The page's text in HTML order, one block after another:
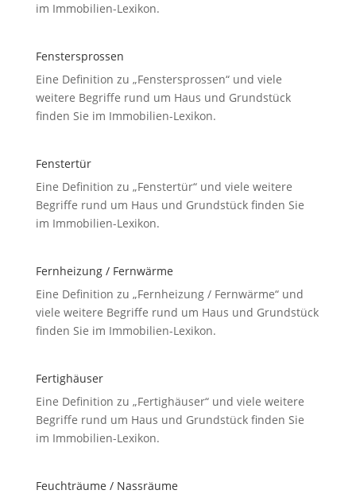
im Immobilien-Lexikon.
Fenstersprossen
Eine Definition zu „Fenstersprossen“ und viele
weitere Begriffe rund um Haus und Grundstück
finden Sie im Immobilien-Lexikon.
Fenstertür
Eine Definition zu „Fenstertür“ und viele weitere
Begriffe rund um Haus und Grundstück finden Sie
im Immobilien-Lexikon.
Fernheizung / Fernwärme
Eine Definition zu „Fernheizung / Fernwärme“ und
viele weitere Begriffe rund um Haus und Grundstück
finden Sie im Immobilien-Lexikon.
Fertighäuser
Eine Definition zu „Fertighäuser“ und viele weitere
Begriffe rund um Haus und Grundstück finden Sie
im Immobilien-Lexikon.
Feuchträume / Nassräume